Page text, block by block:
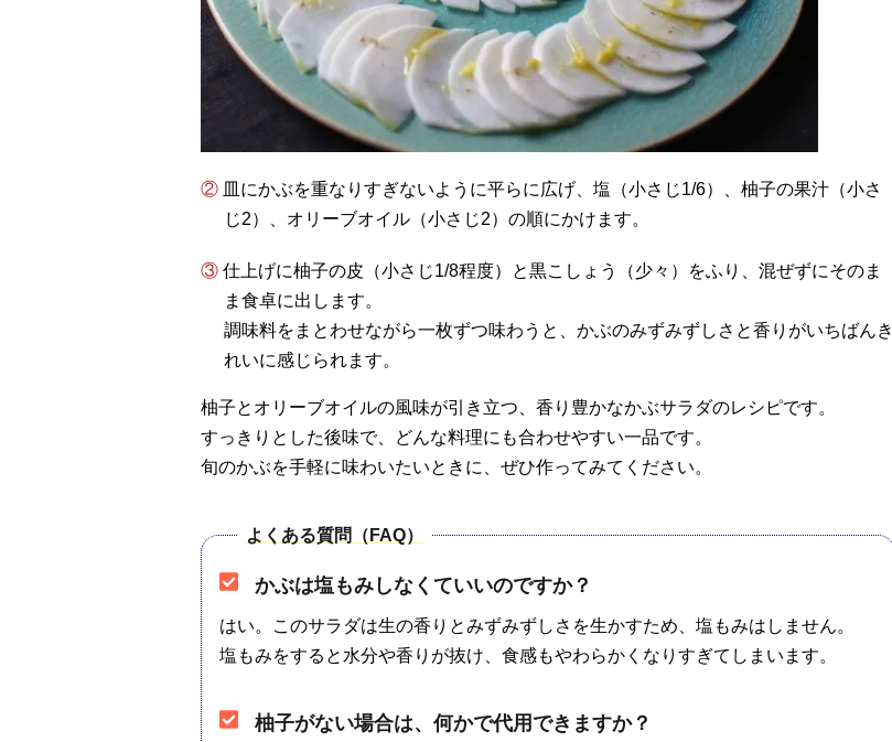
② 皿にかぶを重なりすぎないように平らに広げ、塩（小さじ1/6）、柚子の果汁（小さ
じ2）、オリーブオイル（小さじ2）の順にかけます。
③ 仕上げに柚子の皮（小さじ1/8程度）と黒こしょう（少々）をふり、混ぜずにそのま
ま食卓に出します。
調味料をまとわせながら一枚ずつ味わうと、かぶのみずみずしさと香りがいちばんき
れいに感じられます。
柚子とオリーブオイルの風味が引き立つ、香り豊かなかぶサラダのレシピです。
すっきりとした後味で、どんな料理にも合わせやすい一品です。
旬のかぶを手軽に味わいたいときに、ぜひ作ってみてください。
よくある質問（FAQ）
かぶは塩もみしなくていいのですか？
はい。このサラダは生の香りとみずみずしさを生かすため、塩もみはしません。
塩もみをすると水分や香りが抜け、食感もやわらかくなりすぎてしまいます。
柚子がない場合は、何かで代用できますか？